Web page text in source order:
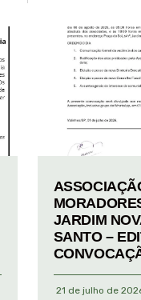
JARDIM
SANTO –
21 de julho de